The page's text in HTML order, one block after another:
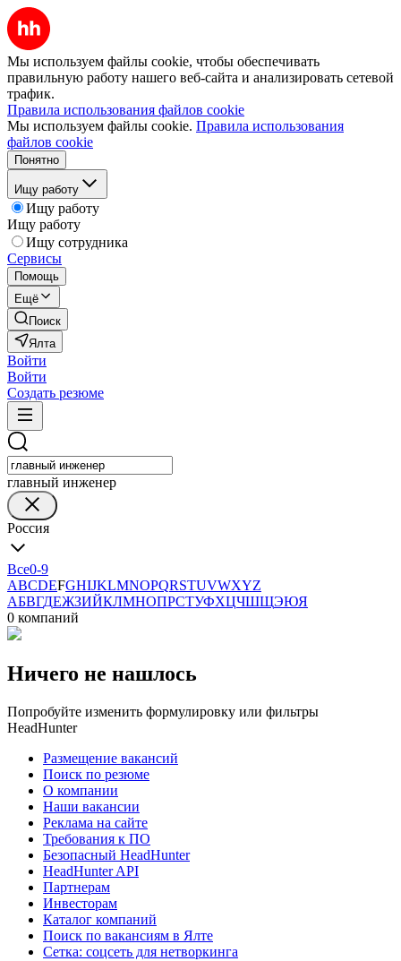
Мы используем файлы cookie, чтобы обеспечивать
правильную работу нашего веб-сайта и анализировать сетевой
трафик.
Правила использования файлов cookie
Мы используем файлы cookie. Правила использования
файлов cookie
Понятно
Ищу работу
Ищу работу
Ищу работу
Ищу сотрудника
Сервисы
Помощь
Ещё
Поиск
Ялта
Войти
Войти
Создать резюме
главный инженер
Россия
Все0-9
ABCDEFGHIJKLMNOPQRSTUVWXYZ
АБВГДЕЖЗИЙКЛМНОПРСТУФХЦЧШЩЭЮЯ
0 компаний
Ничего не нашлось
Попробуйте изменить формулировку или фильтры
HeadHunter
Размещение вакансий
Поиск по резюме
О компании
Наши вакансии
Реклама на сайте
Требования к ПО
Безопасный HeadHunter
HeadHunter API
Партнерам
Инвесторам
Каталог компаний
Поиск по вакансиям в Ялте
Сетка: соцсеть для нетворкинга